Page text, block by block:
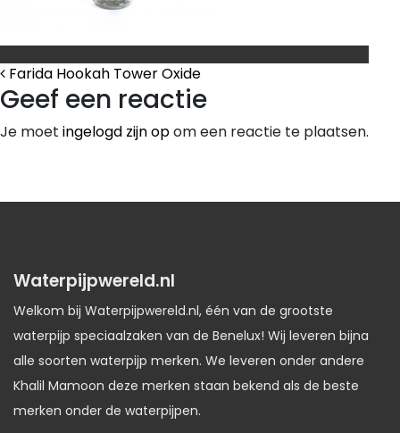
Bericht Navigatie
Farida Hookah Tower Oxide
Geef een reactie
Je moet ingelogd zijn opom een reactie te plaatsen.
Waterpijpwereld.nl
Welkom bij Waterpijpwereld.nl, één van de grootste
waterpijp speciaalzaken van de Benelux! Wij leveren bijna
alle soorten waterpijp merken. We leveren onder andere
Khalil Mamoon deze merken staan bekend als de beste
merken onder de waterpijpen.